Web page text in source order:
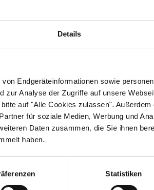
Details
Endgeräteinformationen sowie
zur Analyse der Zugriffe auf unsere
auf "Alle Cookies zulassen". Außerdem
für soziale Medien, Werbung und
Daten zusammen, die Sie ihnen
haben.
Statistiken